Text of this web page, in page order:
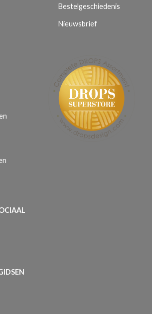
Bestelgeschiedenis
Nieuwsbrief